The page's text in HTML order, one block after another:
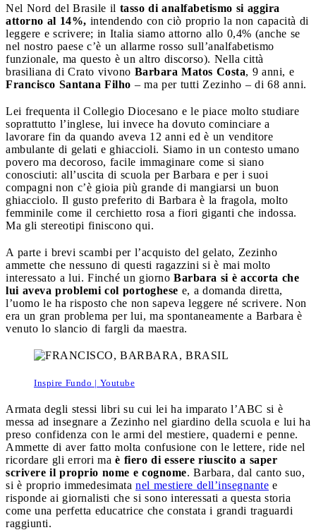
Nel Nord del Brasile il tasso di analfabetismo si aggira
attorno al 14%, intendendo con ciò proprio la non capacità di
leggere e scrivere; in Italia siamo attorno allo 0,4% (anche se
nel nostro paese c’è un allarme rosso sull’analfabetismo
funzionale, ma questo è un altro discorso). Nella città
brasiliana di Crato vivono Barbara Matos Costa, 9 anni, e
Francisco Santana Filho – ma per tutti Zezinho – di 68 anni.
Lei frequenta il Collegio Diocesano e le piace molto studiare
soprattutto l’inglese, lui invece ha dovuto cominciare a
lavorare fin da quando aveva 12 anni ed è un venditore
ambulante di gelati e ghiaccioli. Siamo in un contesto umano
povero ma decoroso, facile immaginare come si siano
conosciuti: all’uscita di scuola per Barbara e per i suoi
compagni non c’è gioia più grande di mangiarsi un buon
ghiacciolo. Il gusto preferito di Barbara è la fragola, molto
femminile come il cerchietto rosa a fiori giganti che indossa.
Ma gli stereotipi finiscono qui.
A parte i brevi scambi per l’acquisto del gelato, Zezinho
ammette che nessuno di questi ragazzini si è mai molto
interessato a lui. Finché un giorno Barbara si è accorta che
lui aveva problemi col portoghese e, a domanda diretta,
l’uomo le ha risposto che non sapeva leggere né scrivere. Non
era un gran problema per lui, ma spontaneamente a Barbara è
venuto lo slancio di fargli da maestra.
Inspire Fundo | Youtube
Armata degli stessi libri su cui lei ha imparato l’ABC si è
messa ad insegnare a Zezinho nel giardino della scuola e lui ha
preso confidenza con le armi del mestiere, quaderni e penne.
Ammette di aver fatto molta confusione con le lettere, ride nel
ricordare gli errori ma è fiero di essere riuscito a saper
scrivere il proprio nome e cognome. Barbara, dal canto suo,
si è proprio immedesimata nel mestiere dell’insegnante e
risponde ai giornalisti che si sono interessati a questa storia
come una perfetta educatrice che constata i grandi traguardi
raggiunti.